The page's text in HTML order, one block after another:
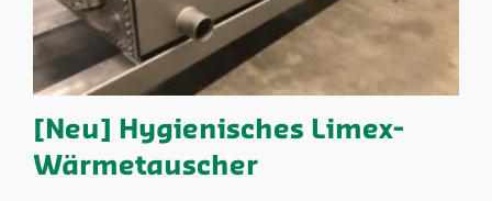
[Neu] Hygienisches Limex-
Wärmetauscher